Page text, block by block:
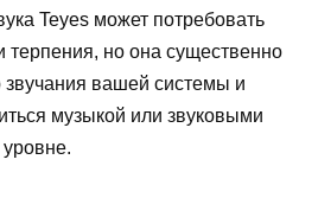
Teyes может потребовать
терпения, но она существенно
звучания вашей системы и
музыкой или звуковыми